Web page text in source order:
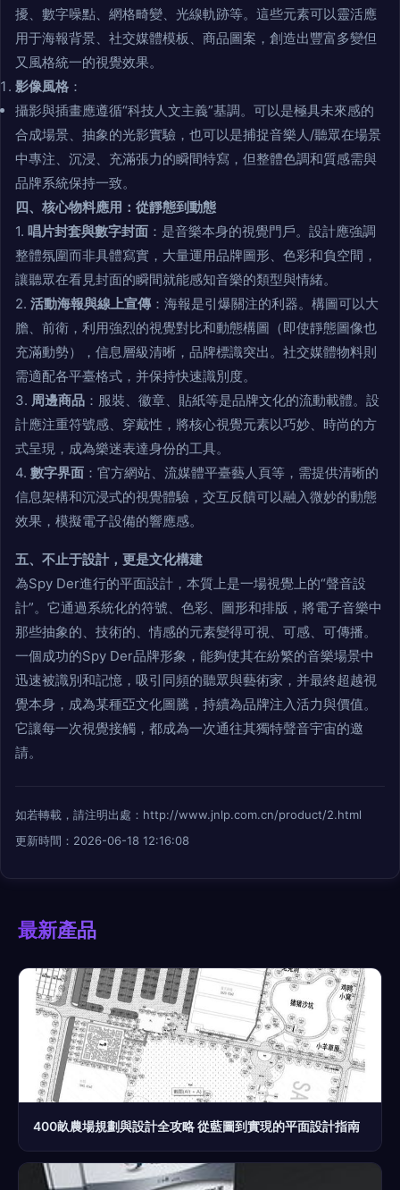
擾、數字噪點、網格畸變、光線軌跡等。這些元素可以靈活應
用于海報背景、社交媒體模板、商品圖案，創造出豐富多變但
又風格統一的視覺效果。
影像風格 ：
攝影與插畫應遵循“科技人文主義”基調。可以是極具未來感的
合成場景、抽象的光影實驗，也可以是捕捉音樂人/聽眾在場景
中專注、沉浸、充滿張力的瞬間特寫，但整體色調和質感需與
品牌系統保持一致。
四、核心物料應用：從靜態到動態
1. 唱片封套與數字封面 ：是音樂本身的視覺門戶。設計應強調
整體氛圍而非具體寫實，大量運用品牌圖形、色彩和負空間，
讓聽眾在看見封面的瞬間就能感知音樂的類型與情緒。
2. 活動海報與線上宣傳 ：海報是引爆關注的利器。構圖可以大
膽、前衛，利用強烈的視覺對比和動態構圖（即使靜態圖像也
充滿動勢），信息層級清晰，品牌標識突出。社交媒體物料則
需適配各平臺格式，并保持快速識別度。
3. 周邊商品 ：服裝、徽章、貼紙等是品牌文化的流動載體。設
計應注重符號感、穿戴性，將核心視覺元素以巧妙、時尚的方
式呈現，成為樂迷表達身份的工具。
4. 數字界面 ：官方網站、流媒體平臺藝人頁等，需提供清晰的
信息架構和沉浸式的視覺體驗，交互反饋可以融入微妙的動態
效果，模擬電子設備的響應感。
五、不止于設計，更是文化構建
為Spy Der進行的平面設計，本質上是一場視覺上的“聲音設
計”。它通過系統化的符號、色彩、圖形和排版，將電子音樂中
那些抽象的、技術的、情感的元素變得可視、可感、可傳播。
一個成功的Spy Der品牌形象，能夠使其在紛繁的音樂場景中
迅速被識別和記憶，吸引同頻的聽眾與藝術家，并最終超越視
覺本身，成為某種亞文化圖騰，持續為品牌注入活力與價值。
它讓每一次視覺接觸，都成為一次通往其獨特聲音宇宙的邀
請。
如若轉載，請注明出處：http://www.jnlp.com.cn/product/2.html
更新時間：2026-06-18 12:16:08
最新產品
400畝農場規劃與設計全攻略 從藍圖到實現的平面設計指南